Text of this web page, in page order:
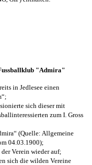
"Admira"
in Jedlesee einen
sich dieser mit
zum I. Gross
(Quelle: Allgemeine
04.03.1900);
Verein wieder auf;
sich die wilden Vereine